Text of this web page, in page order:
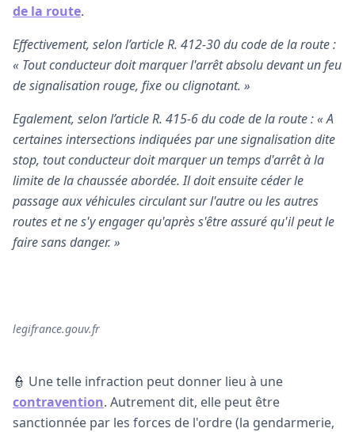
de la route.
Effectivement, selon l’article R. 412-30 du code de la route :
« Tout conducteur doit marquer l'arrêt absolu devant un feu
de signalisation rouge, fixe ou clignotant. »
Egalement, selon l’article R. 415-6 du code de la route : « A
certaines intersections indiquées par une signalisation dite
stop, tout conducteur doit marquer un temps d'arrêt à la
limite de la chaussée abordée. Il doit ensuite céder le
passage aux véhicules circulant sur l'autre ou les autres
routes et ne s'y engager qu'après s'être assuré qu'il peut le
faire sans danger. »
legifrance.gouv.fr
👮 Une telle infraction peut donner lieu à une
contravention. Autrement dit, elle peut être
sanctionnée par les forces de l'ordre (la gendarmerie,